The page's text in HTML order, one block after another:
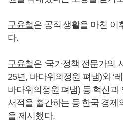
구윤철은 공직 생활을 마친 이
다.
구윤철은 ‘국가정책 전문가의
25년, 바다위의정원 펴냄)와 ‘
바다위의정원 펴냄) 등 혁신과
서적을 출간하는 등 한국 경제
을 제시했다.